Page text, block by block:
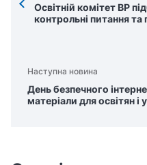
Освітній комітет ВР
контрольні питання
Наступна новина
День безпечного
матеріали для освітян і